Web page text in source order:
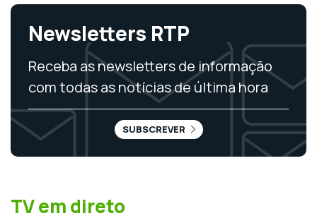
Newsletters RTP
Receba as newsletters de informação
com todas as notícias de última hora
SUBSCREVER
TV em direto